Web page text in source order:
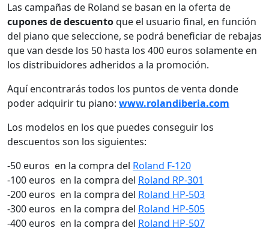
Las campañas de Roland se basan en la oferta de
cupones de descuentoque el usuario final, en función
del piano que seleccione, se podrá beneficiar de rebajas
que van desde los 50 hasta los 400 euros solamente en
los distribuidores adheridos a la promoción.
Aquí encontrarás todos los puntos de venta donde
poder adquirir tu piano: www.rolandiberia.com
Los modelos en los que puedes conseguir los
descuentos son los siguientes:
-50 euros en la compra del Roland F-120
-100 euros en la compra del Roland RP-301
-200 euros en la compra del Roland HP-503
-300 euros en la compra del Roland HP-505
-400 euros en la compra del Roland HP-507